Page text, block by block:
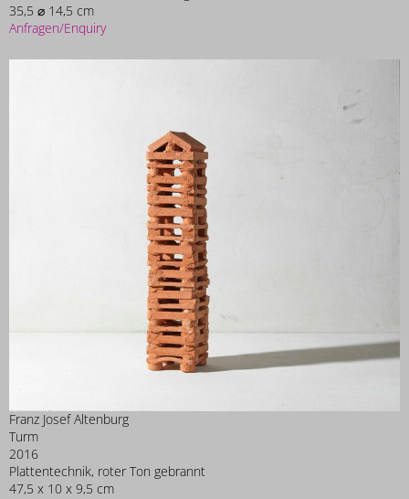
35,5 ⌀ 14,5 cm
Anfragen/Enquiry
Franz Josef Altenburg
Turm
2016
Plattentechnik, roter Ton gebrannt
47,5 x 10 x 9,5 cm